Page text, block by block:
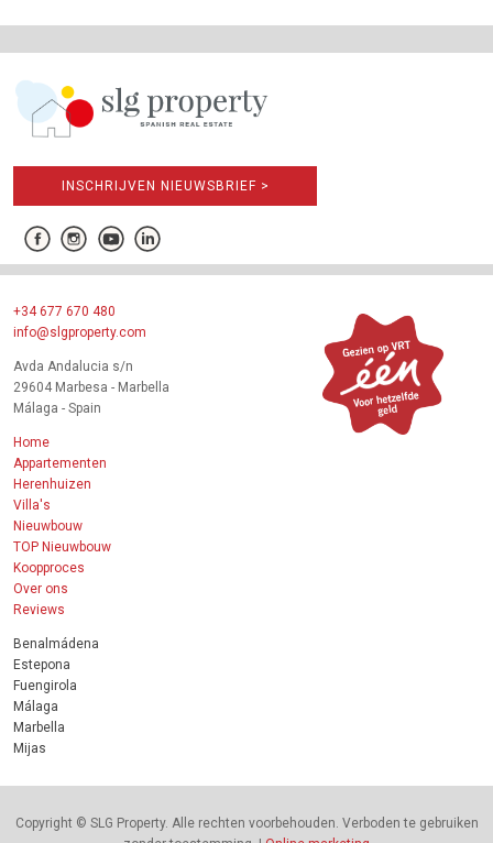
INSCHRIJVEN NIEUWSBRIEF >
+34 677 670 480
info@slgproperty.com
Avda Andalucia s/n
29604 Marbesa - Marbella
Málaga - Spain
Home
Appartementen
Herenhuizen
Villa's
Nieuwbouw
TOP Nieuwbouw
Koopproces
Over ons
Reviews
Benalmádena
Estepona
Fuengirola
Málaga
Marbella
Mijas
Copyright © SLG Property. Alle rechten voorbehouden. Verboden te gebruiken